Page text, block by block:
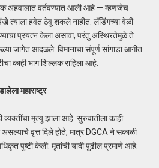
अहवालात वर्तवण्यात आली आहे — म्हणजेच
त्याला हवेत ठेवू शकले नाहीत. लँडिंगच्या वेळी
प्रयत्न केला असावा, परंतु अस्थिरतेमुळे ते
जागेत आदळले. विमानाचा संपूर्ण सांगाडा आगीत
काही भाग शिल्लक राहिला आहे.
महाराष्ट्र
व्यक्तींचा मृत्यू झाला आहे. सुरुवातीला काही
असल्याचे वृत्त दिले होते, मात्र DGCA ने सकाळी
पुष्टी केली. मृतांची यादी पुढील प्रमाणे आहे: